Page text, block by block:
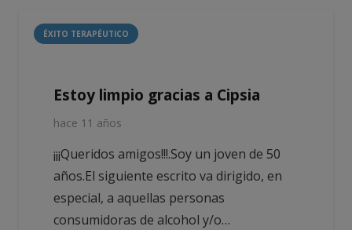
ÉXITO TERAPÉUTICO
Estoy limpio gracias a Cipsia
hace 11 años
¡¡¡Queridos amigos!!!.Soy un joven de 50
años.El siguiente escrito va dirigido, en
especial, a aquellas personas
consumidoras de alcohol y/o…